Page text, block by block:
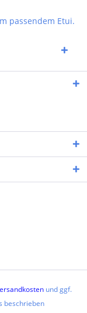
passendem Etui.
und ggf.
beschrieben